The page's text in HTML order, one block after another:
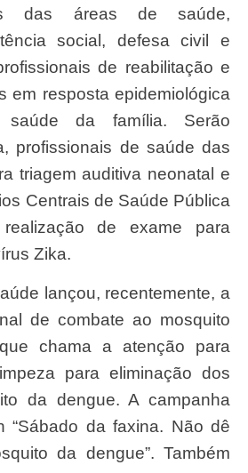
das áreas de saúde,
social, defesa civil e
de reabilitação e
em resposta epidemiológica
da família. Serão
profissionais de saúde das
triagem auditiva neonatal e
Centrais de Saúde Pública
de exame para
Zika.
de combate ao mosquito
chama a atenção para
para eliminação dos
da dengue. A campanha
“Sábado da faxina. Não dê
da dengue”. Também